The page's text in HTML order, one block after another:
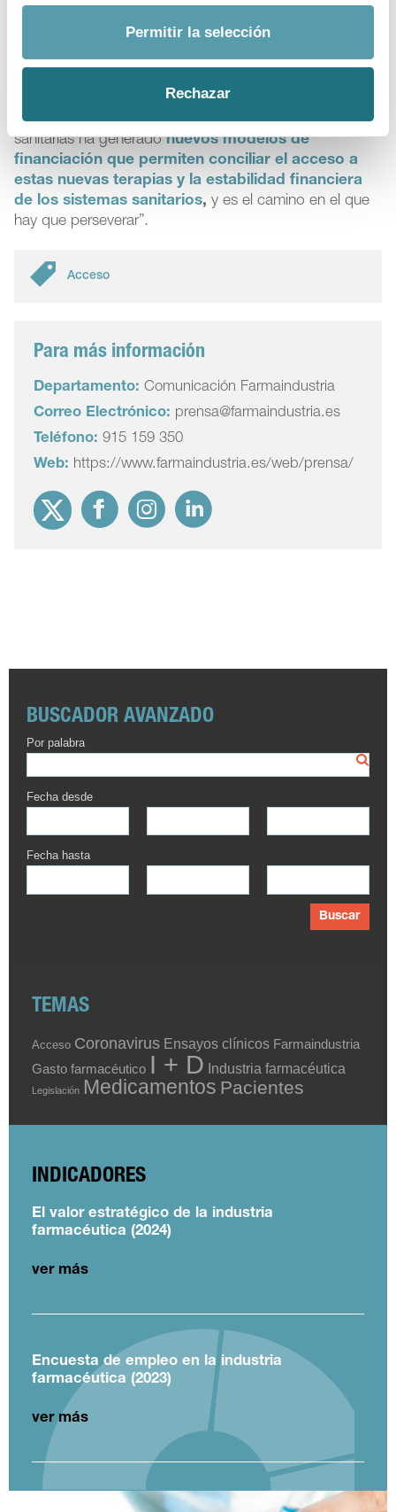
Permitir la selección
Rechazar
En esta línea insistía hace unos meses en una
de Farmaindustria, Isabel Pineros: “La colaboración
entre industria farmacéutica y administraciones
sanitarias ha generadonuevos modelos de
financiación que permiten conciliar el acceso a
estas nuevas terapias y la estabilidad financiera
de los sistemas sanitarios, y es el camino en el que
hay que perseverar”.
Acceso
Para más información
Departamento: Comunicación Farmaindustria
Correo Electrónico: prensa@farmaindustria.es
Teléfono: 915 159 350
Web: https://www.farmaindustria.es/web/prensa/
BUSCADOR AVANZADO
Por palabra
Fecha desde
Fecha hasta
Buscar
TEMAS
Acceso Coronavirus Ensayos clínicos Farmaindustria
Gasto farmacéutico I + D Industria farmacéutica
Legislación Medicamentos Pacientes
INDICADORES
El valor estratégico de la industria
farmacéutica (2024)
ver más
Encuesta de empleo en la industria
farmacéutica (2023)
ver más